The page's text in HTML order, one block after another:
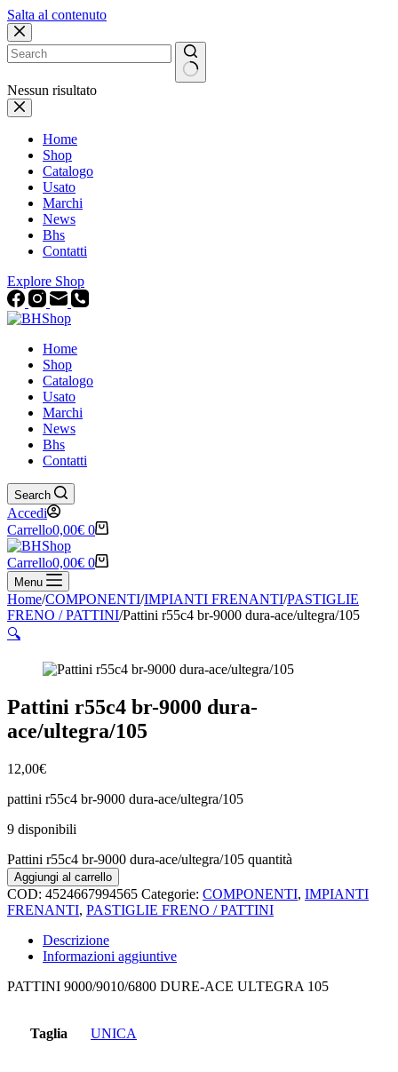
Salta al contenuto
Nessun risultato
Home
Shop
Catalogo
Usato
Marchi
News
Bhs
Contatti
Explore Shop
Home
Shop
Catalogo
Usato
Marchi
News
Bhs
Contatti
Search
Accedi
Carrello0,00€ 0
Carrello0,00€ 0
Menu
Home/COMPONENTI/IMPIANTI FRENANTI/PASTIGLIE
FRENO / PATTINI/Pattini r55c4 br-9000 dura-ace/ultegra/105
🔍
Pattini r55c4 br-9000 dura-
ace/ultegra/105
12,00€
pattini r55c4 br-9000 dura-ace/ultegra/105
9 disponibili
Pattini r55c4 br-9000 dura-ace/ultegra/105 quantità
Aggiungi al carrello
COD: 4524667994565 Categorie: COMPONENTI, IMPIANTI
FRENANTI, PASTIGLIE FRENO / PATTINI
Descrizione
Informazioni aggiuntive
PATTINI 9000/9010/6800 DURE-ACE ULTEGRA 105
Taglia UNICA